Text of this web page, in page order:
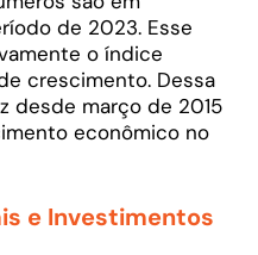
de 2023. Esse
o índice
crescimento. Dessa
desde março de 2015
econômico no
e Investimentos